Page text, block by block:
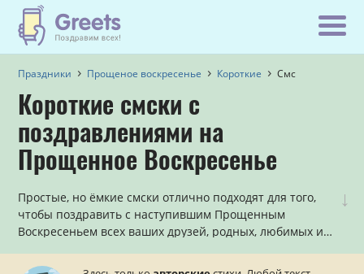
Праздники Прощеное воскресенье Короткие Смс
Короткие смски с
поздравлениями на
Прощенное Воскресенье
↓
Простые, но ёмкие смски отлично подходят для того,
чтобы поздравить с наступившим Прощенным
Воскресеньем всех ваших друзей, родных, любимых и
недели наши авторы сочинили множество